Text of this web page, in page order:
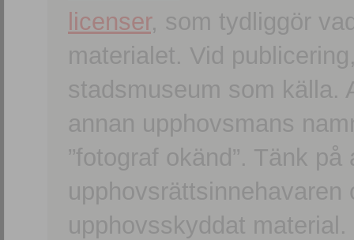
licenser, som tydliggör
materialet. Vid
stadsmuseum som källa.
annan upphovsmans
”fotograf okänd”. Tänk
upphovsskyddat material.